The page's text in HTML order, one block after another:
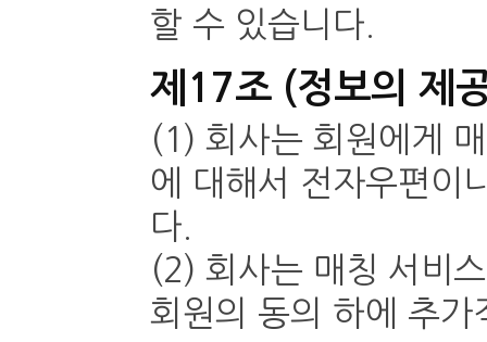
할 수 있습니다.
제17조 (정보의 제
(1) 회사는 회원에게
에 대해서 전자우편이
다.
(2) 회사는 매칭 서비
회원의 동의 하에 추가